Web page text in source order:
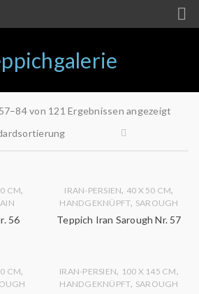
von 121 Ergebnissen angezeigt
CM,
56
IRAN-PERSIEN, 40 X 50 CM,
HANDGEKNÜPFT, SAROUGH
Teppich Iran Sarough Nr. 57
CM, IRAN-PERSIEN, 100 X 145 CM,
HANDGEKNÜPFT, SAROUGH